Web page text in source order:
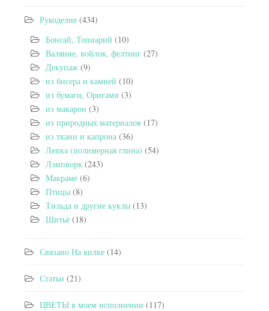
Рукоделие (434)
Бонсай, Топиарий (10)
Валяние, войлок, фелтинг (27)
Декупаж (9)
из бисера и камней (10)
из бумаги, Оригами (3)
из макарон (3)
из природных материалов (17)
из ткани и капрона (36)
Лепка (полимерная глина) (54)
Лэмпворк (243)
Макраме (6)
Птицы (8)
Тильда и другие куклы (13)
Шитьё (18)
Связано На вилке (14)
Статьи (21)
ЦВЕТЫ в моем исполнении (117)